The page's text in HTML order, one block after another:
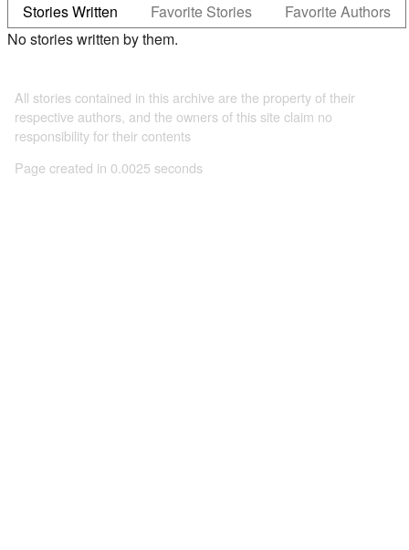
Stories Written Favorite Stories
Favorite Authors
No stories written by them.
All stories contained in this archive are the property of their
respective authors, and the owners of this site claim no
responsibility for their contents
Page created in 0.0025 seconds